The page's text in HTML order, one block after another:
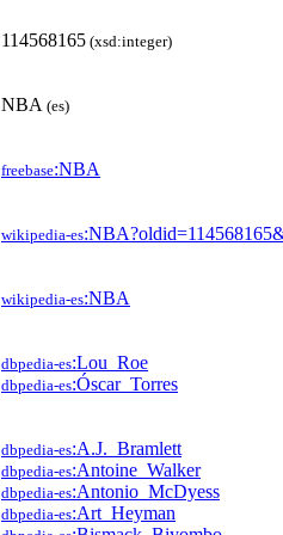
114568165 (xsd:integer)
NBA (es)
freebase:NBA
wikipedia-es
wikipedia-es:NBA
dbpedia-es:Lou_Roe
dbpedia-es:Óscar_Torres
dbpedia-es:A.J._Bramlett
dbpedia-es:Antoine_Walker
dbpedia-es:Antonio_McDyess
dbpedia-es:Art_Heyman